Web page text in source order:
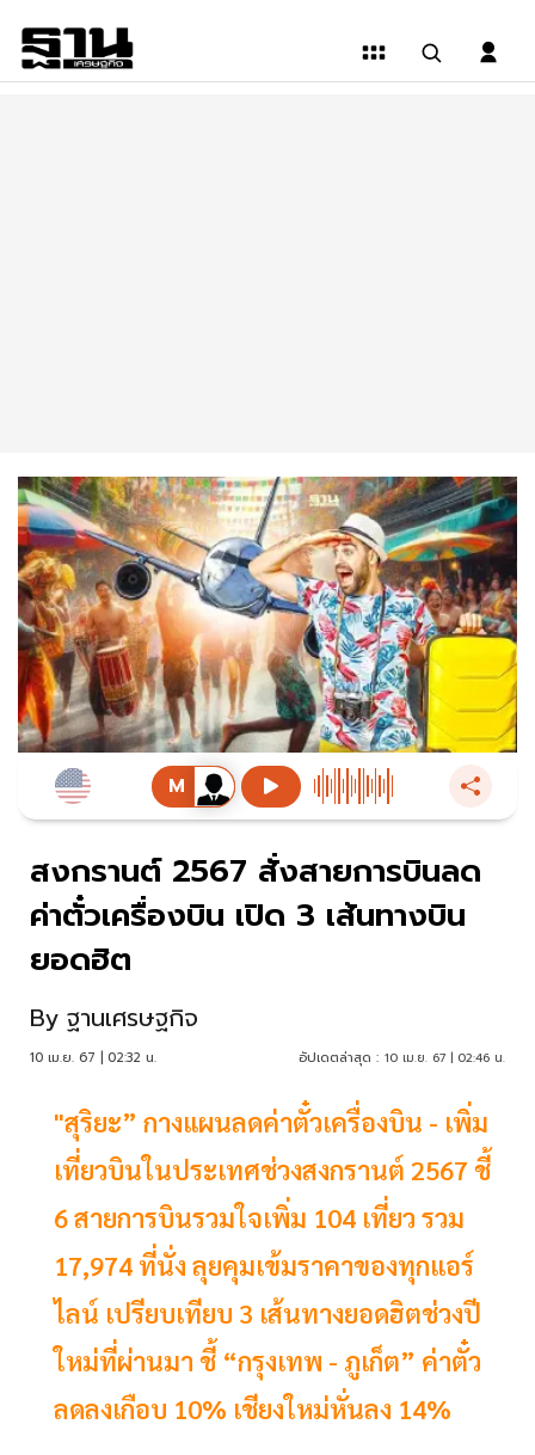
สงกรานต์ 2567 สั่งสายการบินลด
ค่าตั๋วเครื่องบิน เปิด 3 เส้นทางบิน
ยอดฮิต
By ฐานเศรษฐกิจ
10 เม.ย. 67 | 02:32 น. อัปเดตล่าสุด : 10 เม.ย. 67 | 02:46 น.
"สุริยะ” กางแผนลดค่าตั๋วเครื่องบิน - เพิ่ม
เที่ยวบินในประเทศช่วงสงกรานต์ 2567 ชี้
6 สายการบินรวมใจเพิ่ม 104 เที่ยว รวม
17,974 ที่นั่ง ลุยคุมเข้มราคาของทุกแอร์
ไลน์ เปรียบเทียบ 3 เส้นทางยอดฮิตช่วงปี
ใหม่ที่ผ่านมา ชี้ “กรุงเทพ - ภูเก็ต” ค่าตั๋ว
ลดลงเกือบ 10% เชียงใหม่หั่นลง 14%